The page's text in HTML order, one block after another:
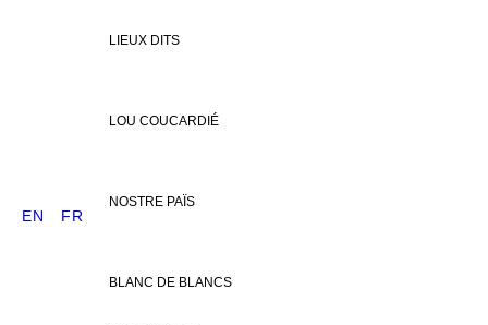
LIEUX DITS
LOU COUCARDIÉ
NOSTRE PAÏS
BLANC DE BLANCS
EN FR